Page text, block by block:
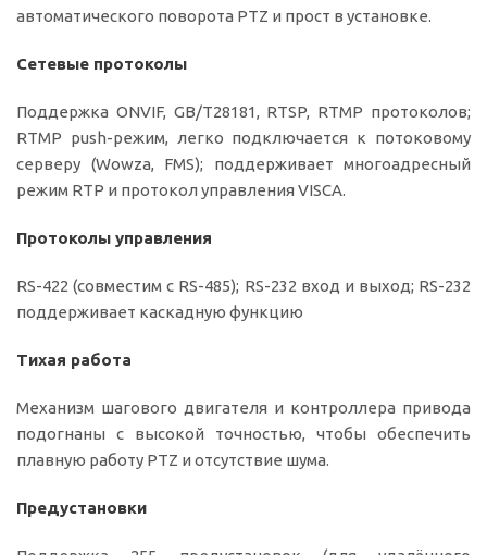
автоматического поворота PTZ и прост в установке.
Сетевые протоколы
Поддержка ONVIF, GB/T28181, RTSP, RTMP протоколов;
RTMP push-режим, легко подключается к потоковому
серверу (Wowza, FMS); поддерживает многоадресный
режим RTP и протокол управления VISCA.
Протоколы управления
RS-422 (совместим с RS-485); RS-232 вход и выход; RS-232
поддерживает каскадную функцию
Тихая работа
Механизм шагового двигателя и контроллера привода
подогнаны с высокой точностью, чтобы обеспечить
плавную работу PTZ и отсутствие шума.
Предустановки